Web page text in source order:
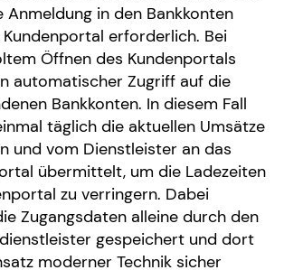
Anmeldung in den Bankkonten
erforderlich. Bei
Öffnen des Kundenportals
automatischer Zugriff auf die
Bankkonten. In diesem Fall
täglich die aktuellen Umsätze
und vom Dienstleister an das
übermittelt, um die Ladezeiten
zu verringern. Dabei
Zugangsdaten alleine durch den
gespeichert und dort
moderner Technik sicher